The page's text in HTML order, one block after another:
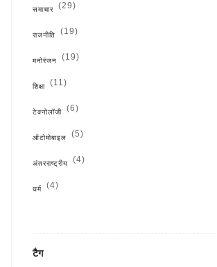
समाचार (29)
राजनीति (19)
मनोरंजन (19)
शिक्षा (11)
टेक्नोलॉजी (6)
ऑटोमोबाइल (5)
अंतरराष्ट्रीय (4)
धर्म (4)
टैग